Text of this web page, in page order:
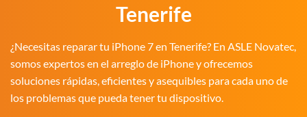
Tenerife
¿Necesitas reparar tu iPhone 7 en Tenerife? En ASLE Novatec,
somos expertos en el arreglo de iPhone y ofrecemos
soluciones rápidas, eficientes y asequibles para cada uno de
los problemas que pueda tener tu dispositivo.